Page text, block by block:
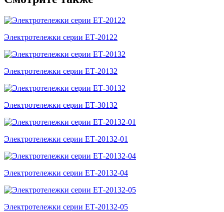
Электротележки серии ЕТ-20122
Электротележки серии ЕТ-20132
Электротележки серии ЕТ-30132
Электротележки серии ЕТ-20132-01
Электротележки серии ЕТ-20132-04
Электротележки серии ЕТ-20132-05